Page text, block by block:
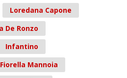
Loredana Capone
De Ronzo
Infantino
Fiorella Mannoia